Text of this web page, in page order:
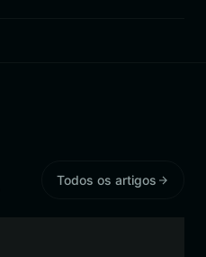
Todos os artigos